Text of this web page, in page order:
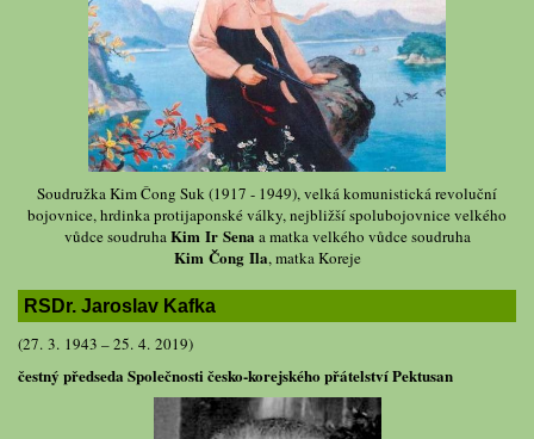
Soudružka Kim Čong Suk (1917 - 1949), velká komunistická revoluční
bojovnice, hrdinka protijaponské války, nejbližší spolubojovnice velkého
vůdce soudruhaKim Ir Sena a matka velkého vůdce soudruha
Kim Čong Ila, matka Koreje
RSDr. Jaroslav Kafka
(27. 3. 1943 – 25. 4. 2019)
čestný předseda Společnosti česko-korejského přátelství Pektusan